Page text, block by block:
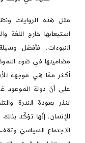
مثل هذه الروايات
استيعابها خارج
النبوءات. فأفضل
مضامينها في ضوء
أكثر ممّا هي موجهة
على أنّ دولة الموعود
تنذر بعودة الندرة
للإنسان. إنّها تؤكّد
الاجتماع السياسيّ